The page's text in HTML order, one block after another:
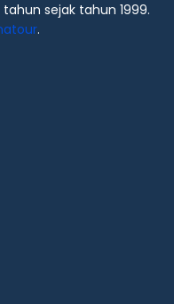
sejak tahun 1999.
.